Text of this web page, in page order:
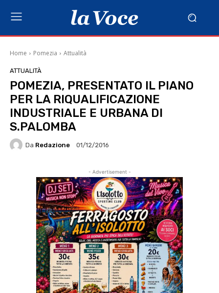
Home Pomezia Attualità
ATTUALITÀ
POMEZIA, PRESENTATO IL PIANO
PER LA RIQUALIFICAZIONE
INDUSTRIALE E URBANA DI
S.PALOMBA
Da Redazione 01/12/2016
- Advertisement -